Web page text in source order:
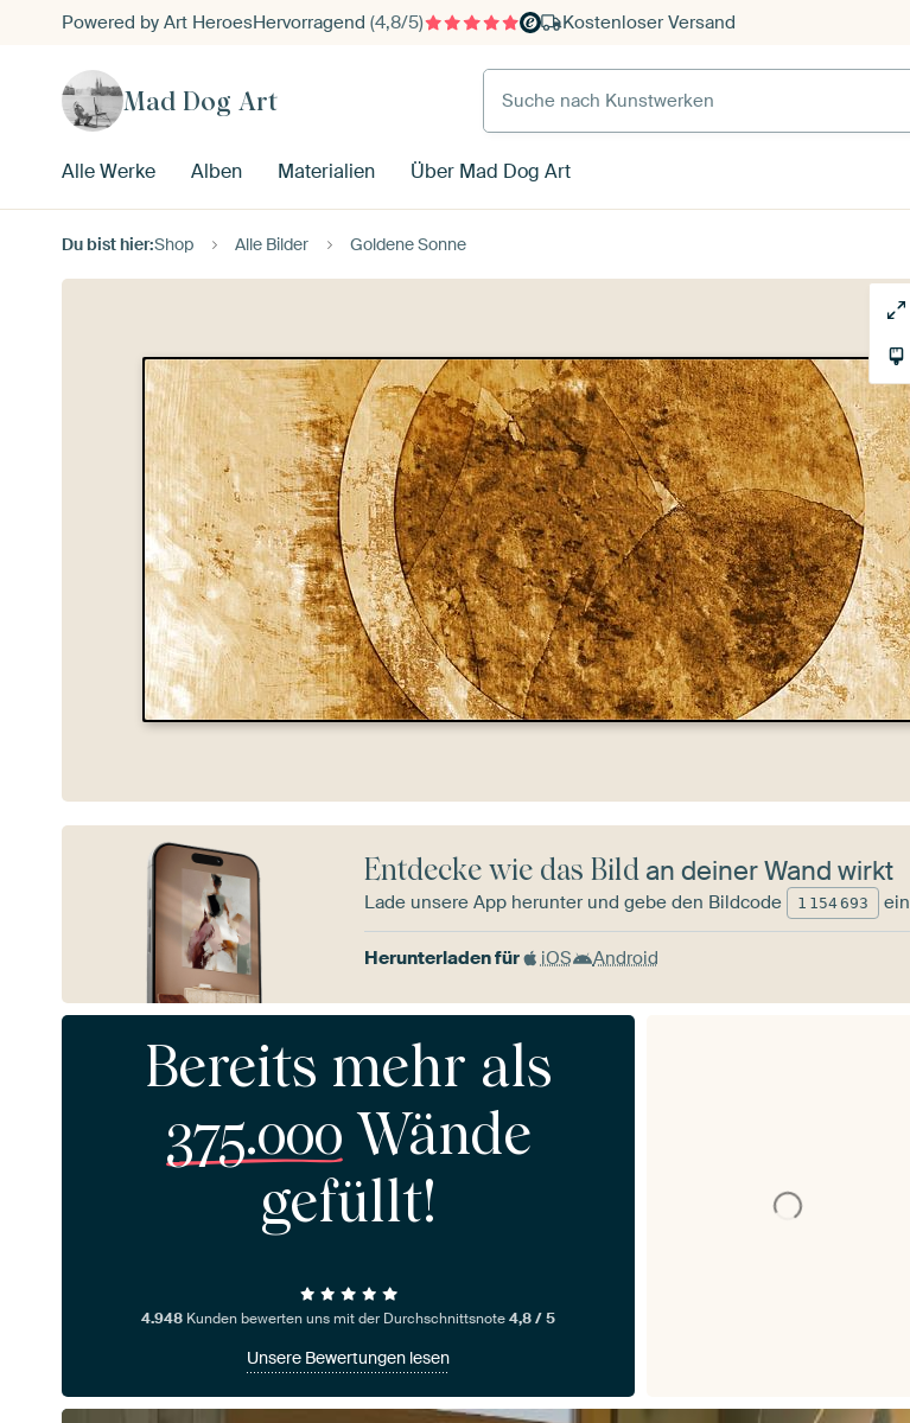
Powered by Art HeroesHervorragend (4,8/5) Kostenloser Versand
Mad Dog Art
Suche nach Kunstwerken
Alle Werke Alben Materialien Über Mad Dog Art
Du bist hier:Shop Alle Bilder Goldene Sonne
Entdecke wie das Bildan deiner Wand wirkt
Lade unsere App herunter und gebe den Bildcode 1 154693 ein
Herunterladen für iOS Android
Bereits mehr als
375.000 Wände
gefüllt!
4.948 Kunden bewerten uns mit der Durchschnittsnote4,8 / 5
Unsere Bewertungen lesen